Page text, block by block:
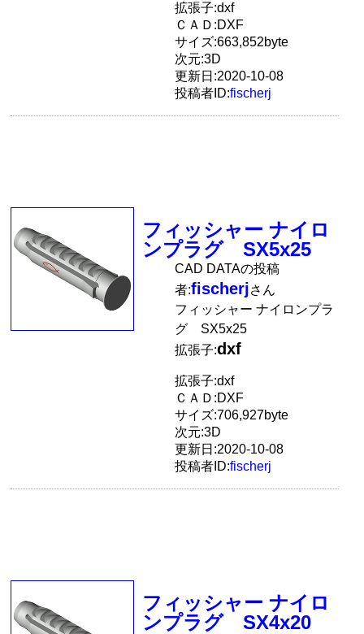
拡張子:dxf
ＣＡＤ:DXF
サイズ:663,852byte
次元:3D
更新日:2020-10-08
投稿者ID:fischerj
フィッシャー ナイロ
ンプラグ SX5x25
CAD DATAの投稿
者:fischerjさん
フィッシャー ナイロンプラ
グ SX5x25
拡張子:dxf
拡張子:dxf
ＣＡＤ:DXF
サイズ:706,927byte
次元:3D
更新日:2020-10-08
投稿者ID:fischerj
フィッシャー ナイロ
ンプラグ SX4x20